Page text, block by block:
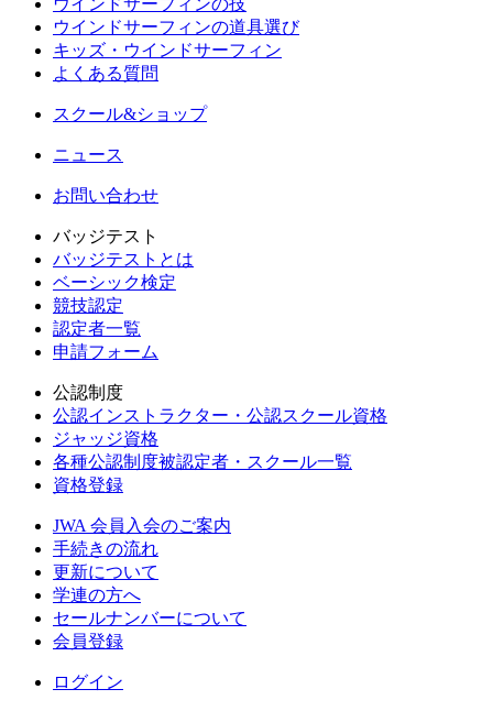
ウインドサーフィンの技
ウインドサーフィンの道具選び
キッズ・ウインドサーフィン
よくある質問
スクール&ショップ
ニュース
お問い合わせ
バッジテスト
バッジテストとは
ベーシック検定
競技認定
認定者一覧
申請フォーム
公認制度
公認インストラクター・公認スクール資格
ジャッジ資格
各種公認制度被認定者・スクール一覧
資格登録
JWA 会員入会のご案内
手続きの流れ
更新について
学連の方へ
セールナンバーについて
会員登録
ログイン